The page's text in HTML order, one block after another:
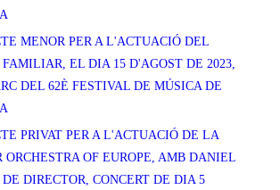
MENOR PER A L'ACTUACIÓ DEL
FAMILIAR, EL DIA 15 D'AGOST DE 2023,
DEL 62È FESTIVAL DE MÚSICA DE
PRIVAT PER A L'ACTUACIÓ DE LA
ORCHESTRA OF EUROPE, AMB DANIEL
DIRECTOR, CONCERT DE DIA 5